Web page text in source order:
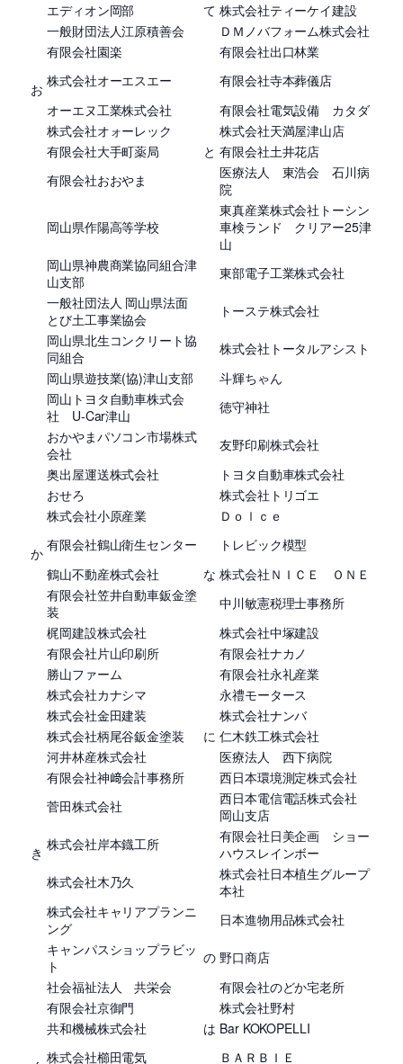
エディオン岡部
て 株式会社ティーケイ建設
一般財団法人江原積善会
ＤＭノバフォーム株式会社
有限会社園楽
有限会社出口林業
お 株式会社オーエスエー
有限会社寺本葬儀店
オーエヌ工業株式会社
有限会社電気設備 カタダ
株式会社オォーレック
株式会社天満屋津山店
有限会社大手町薬局
と 有限会社土井花店
有限会社おおやま
医療法人 東浩会 石川病
院
岡山県作陽高等学校
東真産業株式会社トーシン
車検ランド クリアー25津
山
岡山県神農商業協同組合津
山支部
東部電子工業株式会社
一般社団法人 岡山県法面
とび土工事業協会
トーステ株式会社
岡山県北生コンクリート協
同組合
株式会社トータルアシスト
岡山県遊技業(協)津山支部
斗輝ちゃん
岡山トヨタ自動車株式会
社 U-Car津山
徳守神社
おかやまパソコン市場株式
会社
友野印刷株式会社
奥出屋運送株式会社
トヨタ自動車株式会社
おせろ
株式会社トリゴエ
株式会社小原産業
Ｄｏｌｃｅ
か 有限会社鶴山衛生センター
トレビック模型
鶴山不動産株式会社
な 株式会社ＮＩＣＥ ＯＮＥ
有限会社笠井自動車鈑金塗
装
中川敏憲税理士事務所
梶岡建設株式会社
株式会社中塚建設
有限会社片山印刷所
有限会社ナカノ
勝山ファーム
有限会社永礼産業
株式会社カナシマ
永禮モータース
株式会社金田建装
株式会社ナンバ
株式会社柄尾谷鈑金塗装
に 仁木鉄工株式会社
河井林産株式会社
医療法人 西下病院
有限会社神﨑会計事務所
西日本環境測定株式会社
菅田株式会社
西日本電信電話株式会社
岡山支店
き 株式会社岸本鐡工所
有限会社日美企画 ショー
ハウスレインボー
株式会社木乃久
株式会社日本植生グループ
本社
株式会社キャリアプランニ
ング
日本進物用品株式会社
キャンパスショップラビッ
ト
の 野口商店
社会福祉法人 共栄会
有限会社のどか宅老所
有限会社京御門
株式会社野村
共和機械株式会社
は Bar KOKOPELLI
株式会社櫛田電気 ＢＡＲＢＩＥ